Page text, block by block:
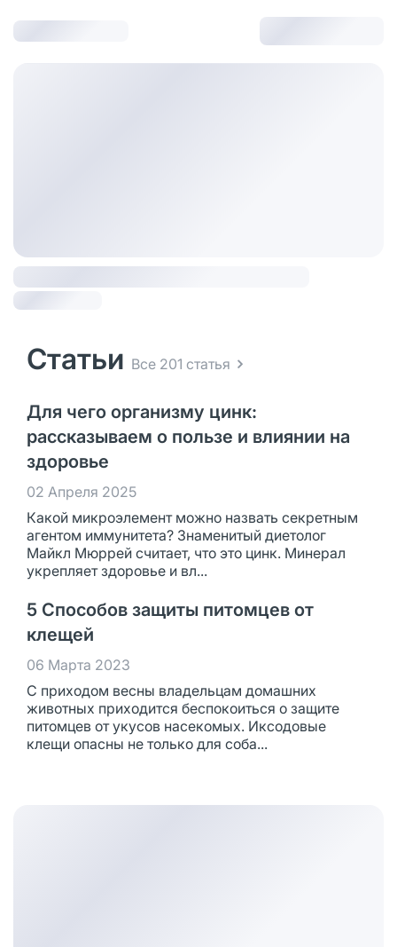
Статьи Все 201 статья
Для чего организму цинк:
рассказываем о пользе и влиянии на
здоровье
02 Апреля 2025
Какой микроэлемент можно назвать секретным
агентом иммунитета? Знаменитый диетолог
Майкл Мюррей считает, что это цинк. Минерал
укрепляет здоровье и вл...
5 Способов защиты питомцев от
клещей
06 Марта 2023
С приходом весны владельцам домашних
животных приходится беспокоиться о защите
питомцев от укусов насекомых. Иксодовые
клещи опасны не только для соба...